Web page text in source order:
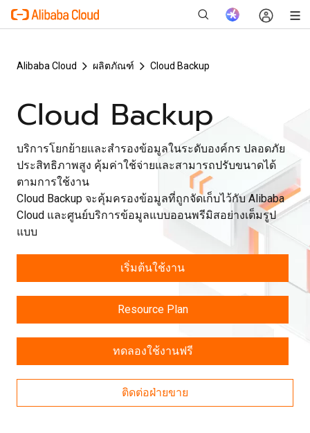
Alibaba Cloud ผลิตภัณฑ์ Cloud Backup
Cloud Backup
บริการโยกย้ายและสำรองข้อมูลในระดับองค์กร ปลอดภัย
ประสิทธิภาพสูง คุ้มค่าใช้จ่ายและสามารถปรับขนาดได้
ตามการใช้งาน
Cloud Backup จะคุ้มครองข้อมูลที่ถูกจัดเก็บไว้กับ Alibaba
Cloud และศูนย์บริการข้อมูลแบบออนพรีมิสอย่างเต็มรูป
แบบ
เริ่มต้นใช้งาน
Resource Plan
ทดลองใช้งานฟรี
ติดต่อฝ่ายขาย